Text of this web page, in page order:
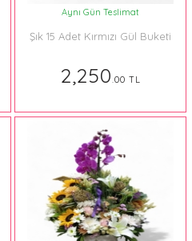
Aynı Gün Teslimat
Şık 15 Adet Kırmızı Gül Buketi
2,250.00 TL